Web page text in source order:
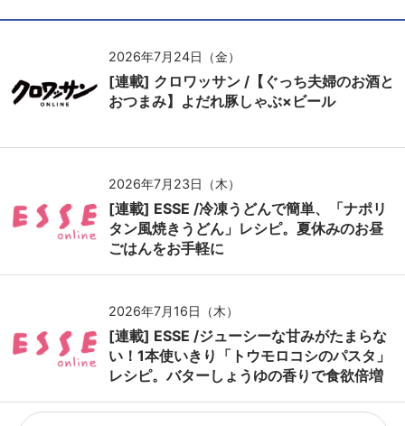
2026年7月24日（金）
[連載] クロワッサン /【ぐっち夫婦のお酒と
おつまみ】よだれ豚しゃぶ×ビール
2026年7月23日（木）
[連載] ESSE /冷凍うどんで簡単、「ナポリ
タン風焼きうどん」レシピ。夏休みのお昼
ごはんをお手軽に
2026年7月16日（木）
[連載] ESSE /ジューシーな甘みがたまらな
い！1本使いきり「トウモロコシのパスタ」
レシピ。バターしょうゆの香りで食欲倍増